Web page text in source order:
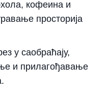
кофеина и
просторија
у саобраћају,
и прилагођавање